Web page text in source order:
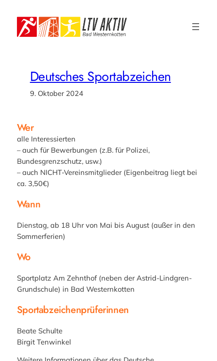
Inhalt
springen
Deutsches Sportabzeichen
9. Oktober 2024
Wer
alle Interessierten
– auch für Bewerbungen (z.B. für Polizei,
Bundesgrenzschutz, usw.)
– auch NICHT-Vereinsmitglieder (Eigenbeitrag liegt bei
ca. 3,50€)
Wann
Dienstag, ab 18 Uhr von Mai bis August (außer in den
Sommerferien)
Wo
Sportplatz Am Zehnthof (neben der Astrid-Lindgren-
Grundschule) in Bad Westernkotten
Sportabzeichenprüferinnen
Beate Schulte
Birgit Tenwinkel